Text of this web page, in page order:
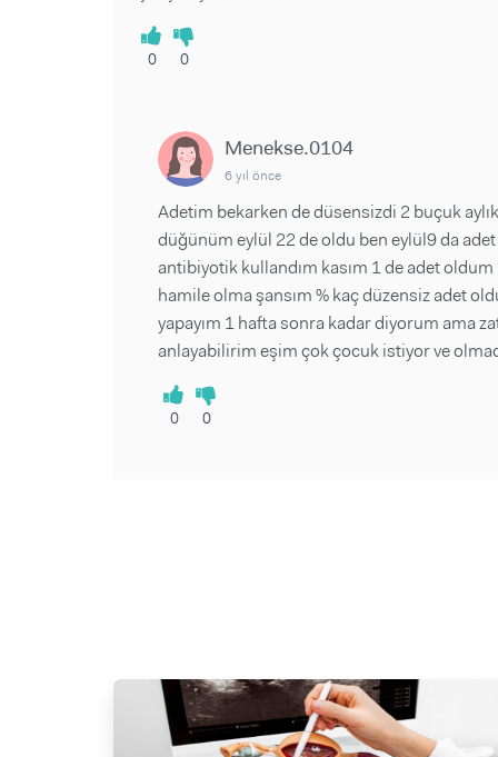
0 0
Menekse.0104
6 yıl önce
Adetim bekarken de düsensizdi 2 buçuk
düğünüm eylül 22 de oldu ben eylül9 da
antibiyotik kullandım kasım 1 de adet
hamile olma şansım % kaç düzensiz adet
yapayım 1 hafta sonra kadar diyorum ama
anlayabilirim eşim çok çocuk istiyor ve
0 0